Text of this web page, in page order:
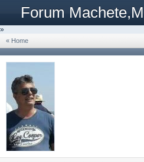
Forum
»
« Home